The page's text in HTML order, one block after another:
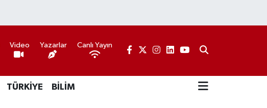
Video Yazarlar Canlı Yayın
TÜRKİYE BİLİM